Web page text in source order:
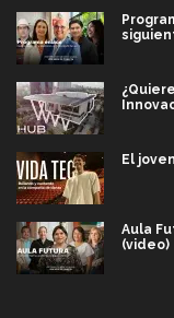
El
Aula
(video)